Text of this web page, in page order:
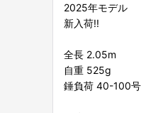
2025年モデル
新入荷!!
全長 2.05m
自重 525g
錘負荷 40-100号